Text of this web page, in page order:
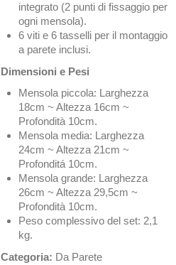
integrato (2 punti di fissaggio per
ogni mensola).
6 viti e 6 tasselli per il montaggio
a parete inclusi.
Dimensioni e Pesi
Mensola piccola: Larghezza
18cm ~ Altezza 16cm ~
Profondità 10cm.
Mensola media: Larghezza
24cm ~ Altezza 21cm ~
Profonditá 10cm.
Mensola grande: Larghezza
26cm ~ Altezza 29,5cm ~
Profondità 10cm.
Peso complessivo del set: 2,1
kg.
Categoria: Da Parete